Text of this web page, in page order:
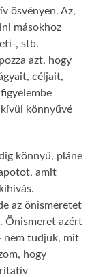
ösvényen. Az,
másokhoz
, stb.
azt, hogy
céljait,
könnyűvé
könnyű, pláne
amit
az önismeretet
Önismeret azért
nem tudjuk, mit
hogy